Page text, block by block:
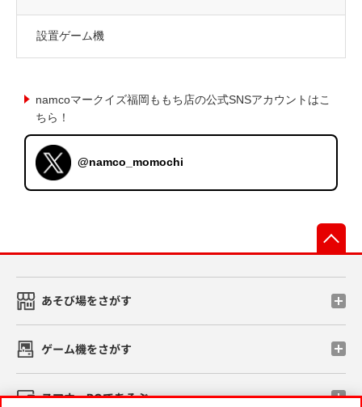
設置ゲーム機
namcoマークイズ福岡ももち店の公式SNSアカウントはこ
ちら！
@namco_momochi
あそび場をさがす
ゲーム機をさがす
スマホ・PCであそぶ